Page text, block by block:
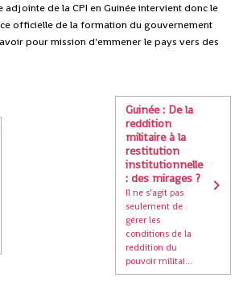
adjointe de la CPI en Guinée intervient donc le
officielle de la formation du gouvernement
pour mission d'emmener le pays vers des
Guinée : De la
reddition
militaire à la
restitution
institutionnelle
: des mirages ?
Il ne s’agit pas
seulement de
gérer les
conditions de la
reddition du
pouvoir militai...